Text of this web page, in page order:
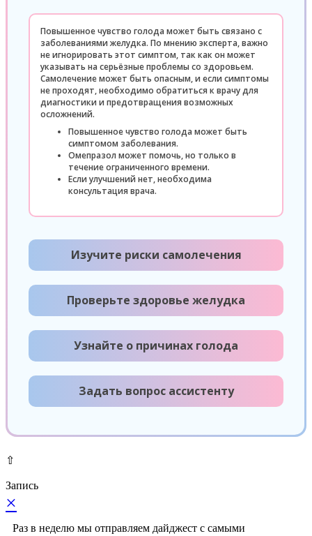
Повышенное чувство голода может быть связано с
заболеваниями желудка. По мнению эксперта, важно
не игнорировать этот симптом, так как он может
указывать на серьёзные проблемы со здоровьем.
Самолечение может быть опасным, и если симптомы
не проходят, необходимо обратиться к врачу для
диагностики и предотвращения возможных
осложнений.
Повышенное чувство голода может быть
симптомом заболевания.
Омепразол может помочь, но только в
течение ограниченного времени.
Если улучшений нет, необходима
консультация врача.
Изучите риски самолечения
Проверьте здоровье желудка
Узнайте о причинах голода
Задать вопрос ассистенту
⇧
Запись
×
Раз в неделю мы отправляем дайджест с самыми